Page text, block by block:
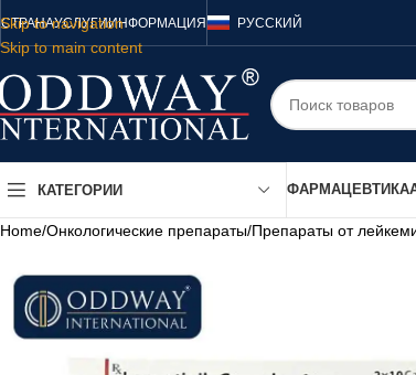
Skip to navigation
Skip to main content
СТРАНАУСЛУГИИНФОРМАЦИЯ РУССКИЙ
КАТЕГОРИИ ФАРМАЦЕВТИКА
Home/Онкологические препараты/Препараты от